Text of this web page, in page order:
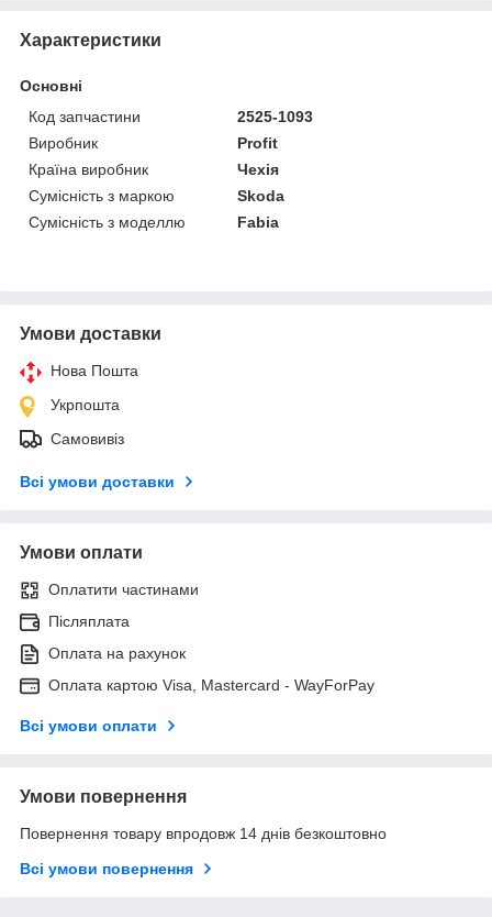
Характеристики
Основні
Код запчастини
2525-1093
Виробник
Profit
Країна виробник
Чехія
Сумісність з маркою
Skoda
Сумісність з моделлю
Fabia
Умови доставки
Нова Пошта
Укрпошта
Самовивіз
Всі умови доставки
Умови оплати
Оплатити частинами
Післяплата
Оплата на рахунок
Оплата картою Visa, Mastercard - WayForPay
Всі умови оплати
Умови повернення
Повернення товару впродовж 14 днів безкоштовно
Всі умови повернення